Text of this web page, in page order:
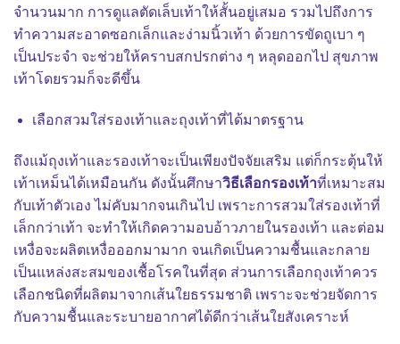
จำนวนมาก การดูแลตัดเล็บเท้าให้สั้นอยู่เสมอ รวมไปถึงการ
ทำความสะอาดซอกเล็กและง่ามนิ้วเท้า ด้วยการขัดถูเบา ๆ
เป็นประจำ จะช่วยให้คราบสกปรกต่าง ๆ หลุดออกไป สุขภาพ
เท้าโดยรวมก็จะดีขึ้น
เลือกสวมใส่รองเท้าและถุงเท้าที่ได้มาตรฐาน
ถึงแม้ถุงเท้าและรองเท้าจะเป็นเพียงปัจจัยเสริม แต่ก็กระตุ้นให้
เท้าเหม็นได้เหมือนกัน ดังนั้นศึกษาวิธีเลือกรองเท้าที่เหมาะสม
กับเท้าตัวเอง ไม่คับมากจนเกินไป เพราะการสวมใส่รองเท้าที่
เล็กกว่าเท้า จะทำให้เกิดความอบอ้าวภายในรองเท้า และต่อม
เหงื่อจะผลิตเหงื่อออกมามาก จนเกิดเป็นความชื้นและกลาย
เป็นแหล่งสะสมของเชื้อโรคในที่สุด ส่วนการเลือกถุงเท้าควร
เลือกชนิดที่ผลิตมาจากเส้นใยธรรมชาติ เพราะจะช่วยจัดการ
กับความชื้นและระบายอากาศได้ดีกว่าเส้นใยสังเคราะห์